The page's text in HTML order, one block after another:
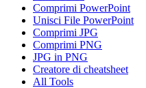
Comprimi PowerPoint
Unisci File PowerPoint
Comprimi JPG
Comprimi PNG
JPG in PNG
Creatore di cheatsheet
All Tools